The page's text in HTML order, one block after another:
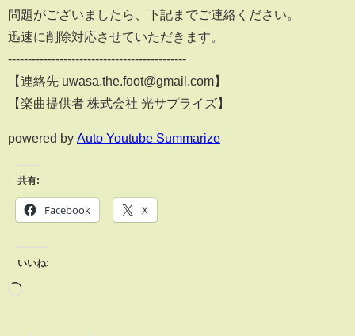
問題がございましたら、下記までご連絡ください。
迅速に削除対応させていただきます。
---------------------------------------------
【連絡先 uwasa.the.foot@gmail.com】
【楽曲提供者 株式会社 光サプライズ】
powered by Auto Youtube Summarize
共有:
Facebook X
いいね: